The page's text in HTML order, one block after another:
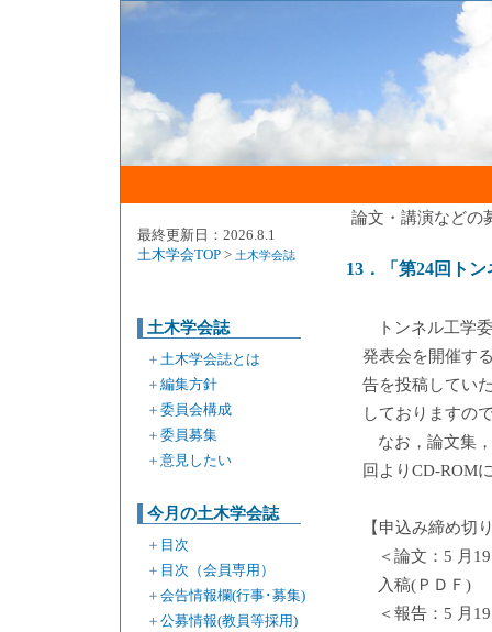
最終更新日：2026.8.1
土木学会TOP > 土木学会誌
土木学会誌
＋ 土木学会誌とは
＋ 編集方針
＋ 委員会構成
＋ 委員募集
＋ 意見したい
今月の土木学会誌
＋ 目次
＋ 目次（会員専用）
＋ 会告情報欄(行事･募集)
＋ 公募情報(教員等採用)
論文・講演などの
13．「第24回ト
トンネル工学
発表会を開催す
告を投稿してい
しておりますの
なお，論文集
回よりCD-ROM
【申込み締め切
＜論文：5 月
入稿(ＰＤＦ)
＜報告：5 月